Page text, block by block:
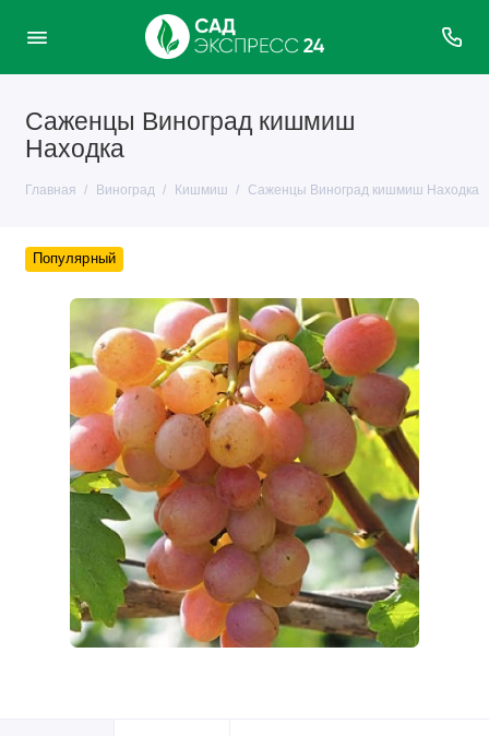
Саженцы Виноград кишмиш
Находка
Главная Виноград Кишмиш Саженцы Виноград кишмиш Находка
Популярный